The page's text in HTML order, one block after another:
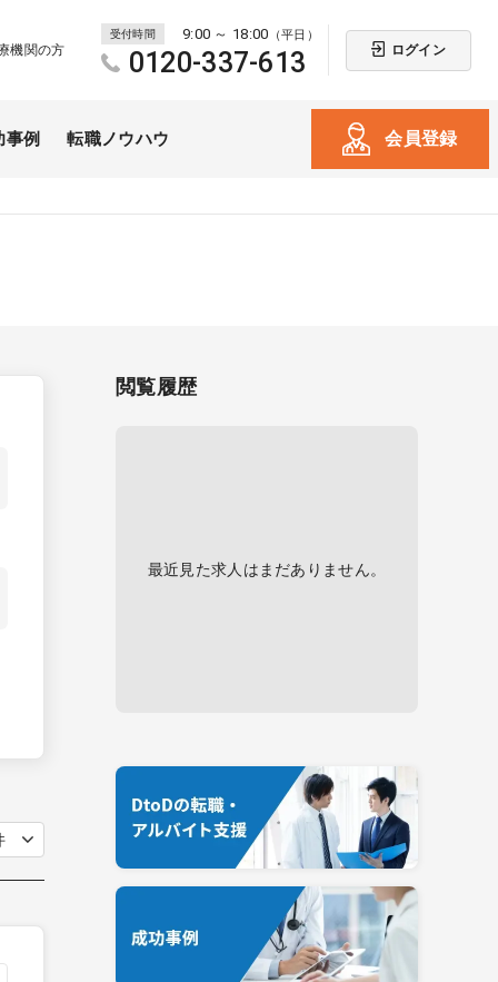
機関の方
受付時間 9:00 ～ 18:00 （平日）
0120-337-613 ログイン
事例 転職ノウハウ 会員登録
閲覧履歴
最近見た求人はまだありません。